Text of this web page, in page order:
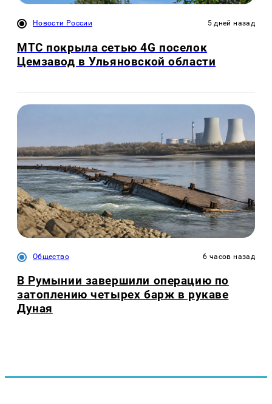
Новости России 5 дней назад
МТС покрыла сетью 4G поселок
Цемзавод в Ульяновской области
Общество 6 часов назад
В Румынии завершили операцию по
затоплению четырех барж в рукаве
Дуная